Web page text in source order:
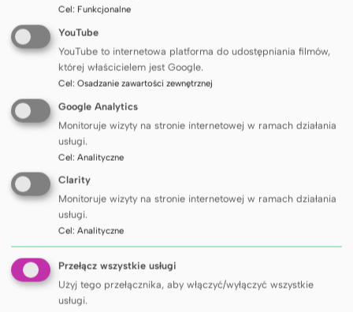
Plan dojścia do UCS
Zobacz plan dojścia do Uniwersyteckiego Centrum
Stomatologicznego.
Sprawdź
Cel: Funkcjonalne
YouTube
YouTube to internetowa platforma do udostępniania filmów,
której właścicielem jest Google.
Cel: Osadzanie zawartości zewnętrznej
Google Analytics
Monitoruje wizyty na stronie internetowej w ramach działania
usługi.
Cel: Analityczne
Clarity
Monitoruje wizyty na stronie internetowej w ramach działania
usługi.
Cel: Analityczne
Przełącz wszystkie usługi
Użyj tego przełącznika, aby włączyć/wyłączyć wszystkie
usługi.